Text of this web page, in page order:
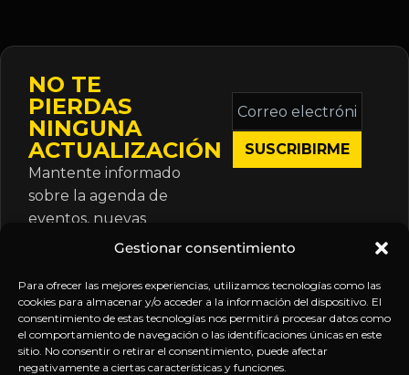
Gestionar consentimiento
Para ofrecer las mejores experiencias, utilizamos tecnologías como las
cookies para almacenar y/o acceder a la información del dispositivo. El
consentimiento de estas tecnologías nos permitirá procesar datos como
el comportamiento de navegación o las identificaciones únicas en este
sitio. No consentir o retirar el consentimiento, puede afectar
negativamente a ciertas características y funciones.
NO TE
PIERDAS
NINGUNA
ACTUALIZACIÓN
Mantente informado
sobre la agenda de
eventos, nuevas
publicaciones y
suscripción.
Correo
electrónico
*